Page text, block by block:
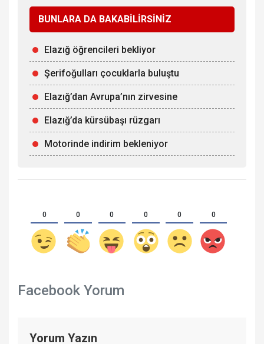
BUNLARA DA BAKABİLİRSİNİZ
Elazığ öğrencileri bekliyor
Şerifoğulları çocuklarla buluştu
Elazığ’dan Avrupa’nın zirvesine
Elazığ’da kürsübaşı rüzgarı
Motorinde indirim bekleniyor
0 0 0 0 0 0
Facebook Yorum
Yorum Yazın